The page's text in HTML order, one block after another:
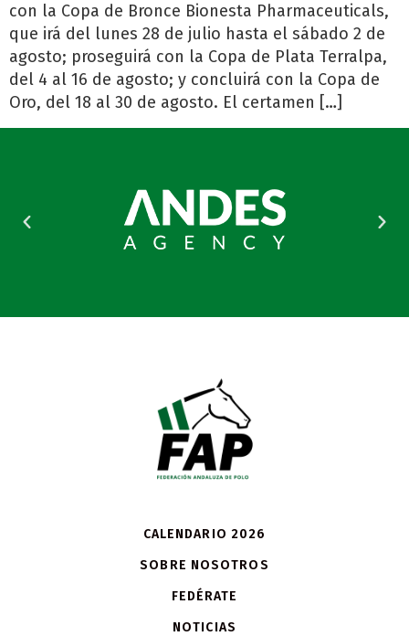
con la Copa de Bronce Bionesta Pharmaceuticals,
que irá del lunes 28 de julio hasta el sábado 2 de
agosto; proseguirá con la Copa de Plata Terralpa,
del 4 al 16 de agosto; y concluirá con la Copa de
Oro, del 18 al 30 de agosto. El certamen […]
CALENDARIO 2026
SOBRE NOSOTROS
FEDÉRATE
NOTICIAS